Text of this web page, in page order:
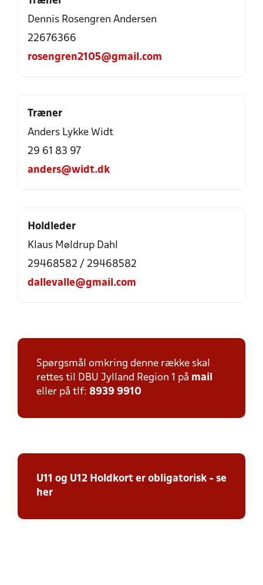
Dennis Rosengren Andersen
22676366
rosengren2105@gmail.com
Træner
Anders Lykke Widt
29 61 83 97
anders@widt.dk
Holdleder
Klaus Møldrup Dahl
29468582 / 29468582
dallevalle@gmail.com
Spørgsmål omkring denne række skal
rettes til DBU Jylland Region 1 på mail
eller på tlf: 8939 9910
U11 og U12 Holdkort er obligatorisk - se
her